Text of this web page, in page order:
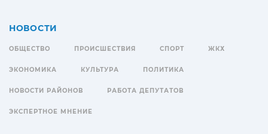
НОВОСТИ
ОБЩЕСТВО ПРОИСШЕСТВИЯ СПОРТ ЖКХ
ЭКОНОМИКА КУЛЬТУРА ПОЛИТИКА
НОВОСТИ РАЙОНОВ РАБОТА ДЕПУТАТОВ
ЭКСПЕРТНОЕ МНЕНИЕ